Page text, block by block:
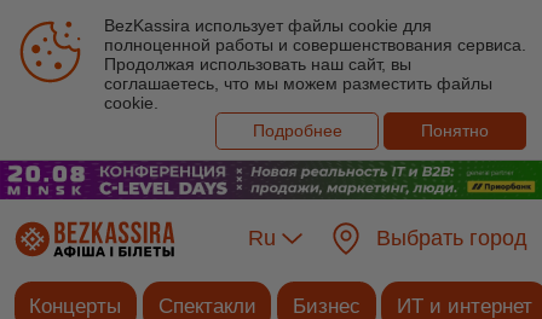
BezKassira использует файлы cookie для
полноценной работы и совершенствования сервиса.
Продолжая использовать наш сайт, вы
соглашаетесь, что мы можем разместить файлы
cookie.
Подробнее
Понятно
Ru Выбрать город
Концерты Спектакли Бизнес ИТ и интернет